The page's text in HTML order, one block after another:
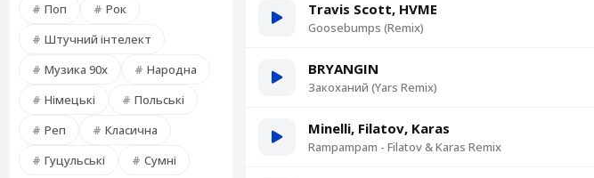
Поп
Рок
Штучний інтелект
Музика 90х
Народна
Німецькі
Польські
Реп
Класична
Гуцульські
Сумні
Travis Scott, HVME
Goosebumps (Remix)
BRYANGIN
Закоханий (Yars Remix)
Minelli, Filatov, Karas
Rampampam - Filatov & Karas Remix